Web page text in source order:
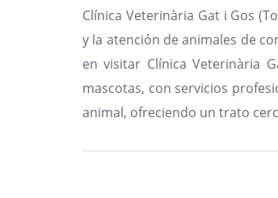
Clínica Veterinària Gat i Gos
y la atención de animales de
en visitar Clínica Veterinària
mascotas, con servicios
animal, ofreciendo un trato